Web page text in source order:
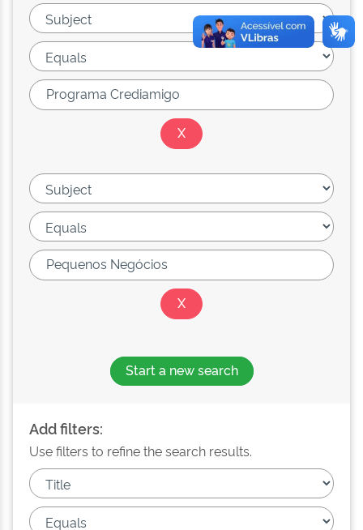
Start a new search
Add filters:
Use filters to refine the search results.